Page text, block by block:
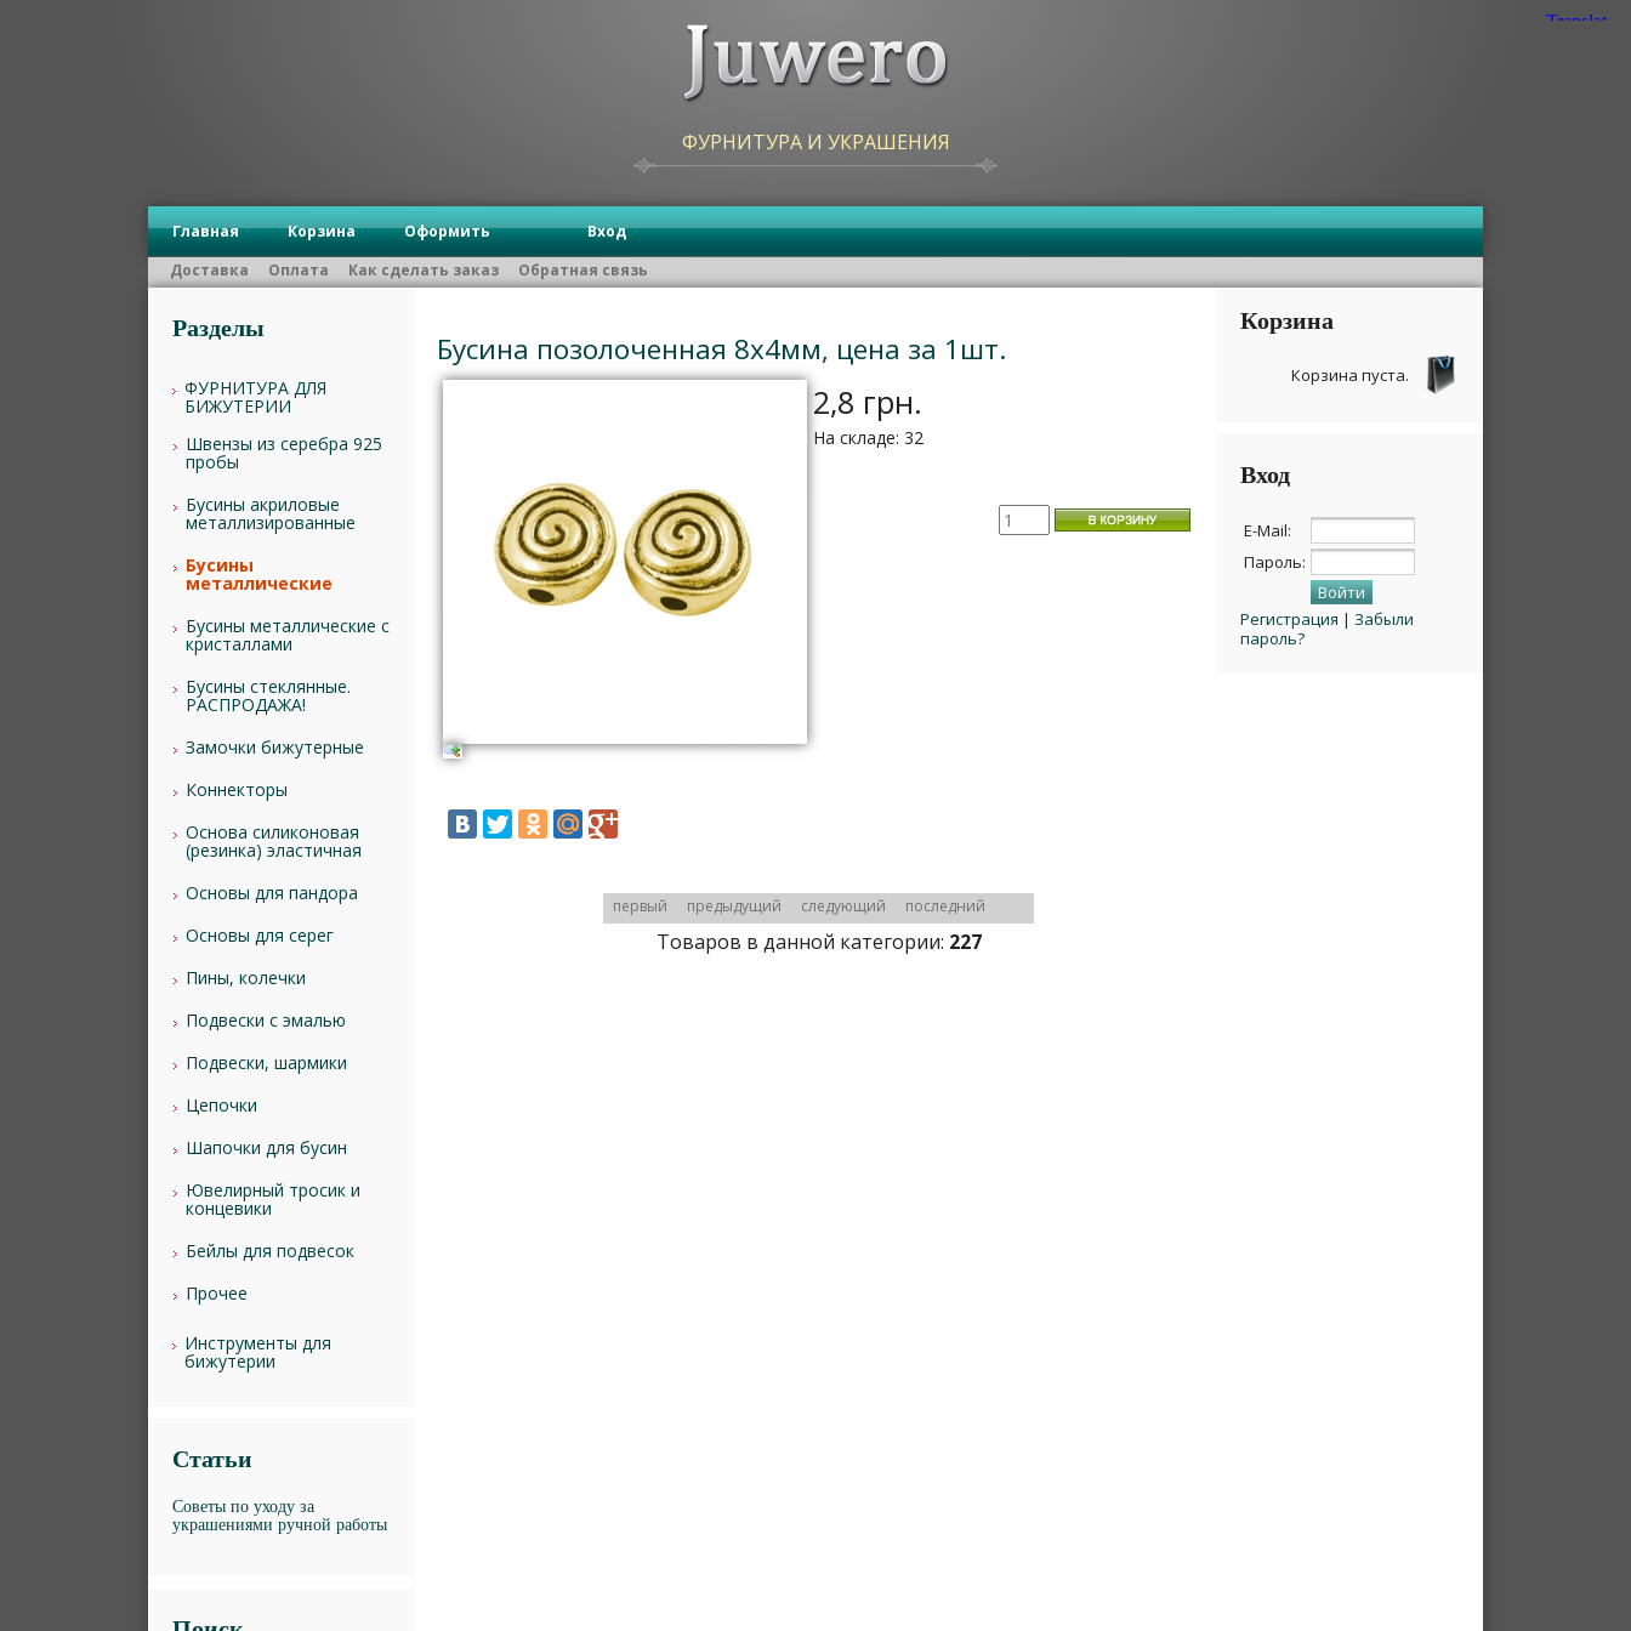
ФУРНИТУРА И УКРАШЕНИЯ
Главная Корзина Оформить
Вход
Доставка
Оплата Как сделать заказ Обратная связь
Разделы
ФУРНИТУРА ДЛЯ
БИЖУТЕРИИ
Швензы из серебра 925
пробы
Бусины акриловые
металлизированные
Бусины
металлические
Бусины металлические с
кристаллами
Бусины стеклянные.
РАСПРОДАЖА!
Замочки бижутерные
Коннекторы
Основа силиконовая
(резинка) эластичная
Основы для пандора
Основы для серег
Пины, колечки
Подвески с эмалью
Подвески, шармики
Цепочки
Шапочки для бусин
Ювелирный тросик и
концевики
Бейлы для подвесок
Прочее
Инструменты для
бижутерии
Статьи
Советы по уходу за
украшениями ручной работы
Бусина позолоченная 8х4мм, цена за 1шт.
2,8 грн.
На складе: 32
первый предыдущий следующий последний
Товаров в данной категории: 227
Корзина
Корзина пуста.
Вход
E-Mail:
Пароль:
Регистрация | Забыли
пароль?